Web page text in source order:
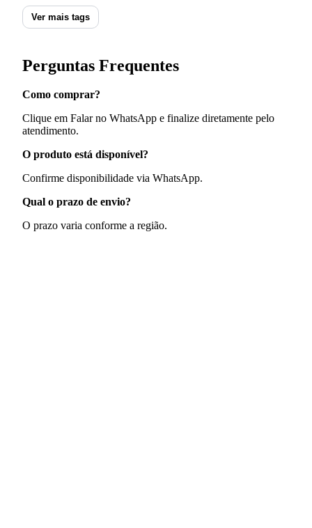
Ver mais tags
Perguntas Frequentes
Como comprar?
Clique em Falar no WhatsApp e finalize diretamente pelo
atendimento.
O produto está disponível?
Confirme disponibilidade via WhatsApp.
Qual o prazo de envio?
O prazo varia conforme a região.